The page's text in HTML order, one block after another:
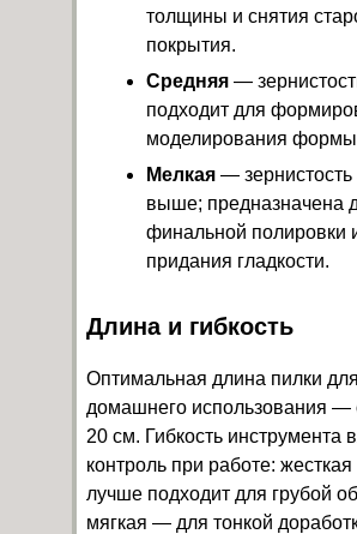
толщины и снятия
покрытия.
Средняя —
подходит для
моделирования
Мелкая — зернистость
выше; предназначена
финальной полировки
придания гладкости.
Длина и гибкость
Оптимальная длина пилки для
домашнего использования —
20 см. Гибкость инструмента
контроль при работе: жесткая
лучше подходит для грубой
мягкая — для тонкой